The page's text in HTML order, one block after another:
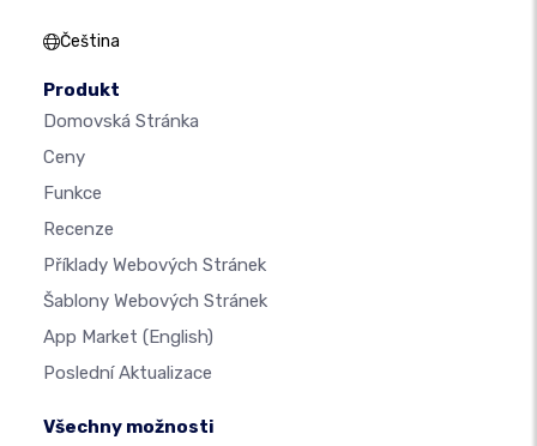
Čeština
Produkt
Domovská Stránka
Ceny
Funkce
Recenze
Příklady Webových Stránek
Šablony Webových Stránek
App Market (English)
Poslední Aktualizace
Všechny možnosti